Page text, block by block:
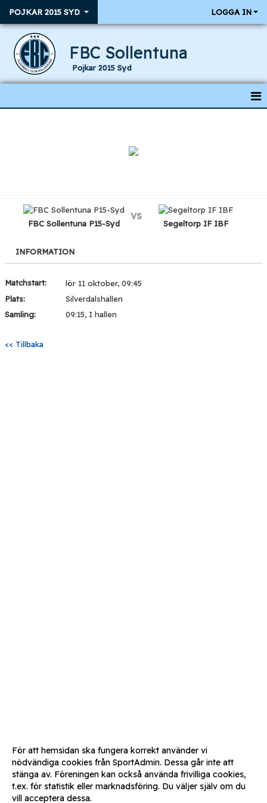
POJKAR 2015 SYD LOGGA IN
FBC Sollentuna
Pojkar 2015 Syd
TRUPPENFBC Sollentuna P15-Syd
vs
Segeltorp IF IBF
INFORMATION
Matchstart:
lör 11 oktober, 09:45
Plats:
Silverdalshallen
Samling:
09:15, I hallen
<< Tillbaka
För att hemsidan ska fungera korrekt använder vi
nödvändiga cookies från SportAdmin. Dessa går inte att
stänga av. Föreningen kan också använda frivilliga cookies,
t.ex. för statistik eller marknadsföring. Du väljer själv om du
vill acceptera dessa.